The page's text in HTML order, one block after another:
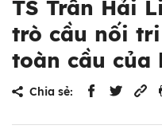
TS Trần Hải
trò cầu nối
toàn cầu của
Chia sẻ: